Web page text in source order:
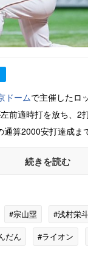
ドームで主催したロ
前適時打を放ち、2
通算2000安打達成ま
続きを読む
#宗山塁 #浅村栄
だん #ライオン